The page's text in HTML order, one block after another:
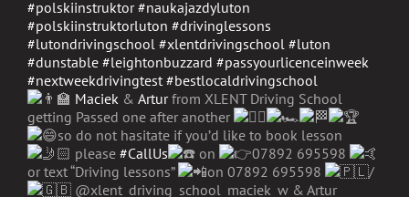
#polskiinstruktor #naukajazdyluton
#polskiinstruktorluton #drivinglessons
#lutondrivingschool #xlentdrivingschool #luton
#dunstable #leightonbuzzard #passyourlicenceinweek
#nextweekdrivingtest #bestlocaldrivingschool
Maciek & Artur from XLENT Driving School
getting Passed one after another
so do not hasitate if you’d like to book lesson
please #CallUs on
07892 695598
or text “Driving lessons”
on 07892 695598
/
@xlent_driving_school_maciek_w & Artur